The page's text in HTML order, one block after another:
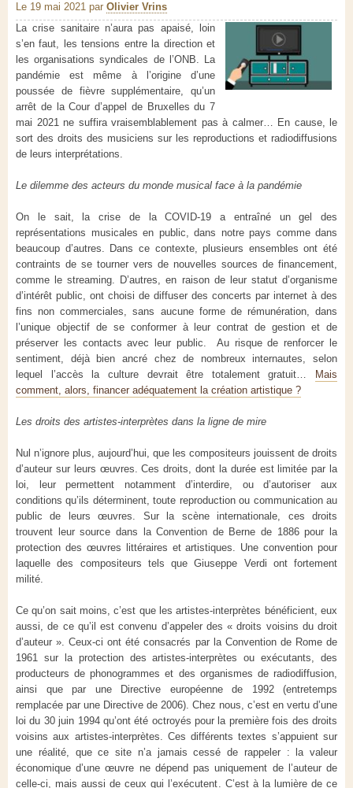
Le 19 mai 2021 par Olivier Vrins
La crise sanitaire n’aura pas apaisé, loin
s’en faut, les tensions entre la direction et
les organisations syndicales de l’ONB. La
pandémie est même à l’origine d’une
poussée de fièvre supplémentaire, qu’un
arrêt de la Cour d’appel de Bruxelles du 7
mai 2021 ne suffira vraisemblablement pas à calmer… En cause, le
sort des droits des musiciens sur les reproductions et radiodiffusions
de leurs interprétations.
Le dilemme des acteurs du monde musical face à la pandémie
On le sait, la crise de la COVID-19 a entraîné un gel des
représentations musicales en public, dans notre pays comme dans
beaucoup d’autres. Dans ce contexte, plusieurs ensembles ont été
contraints de se tourner vers de nouvelles sources de financement,
comme le streaming. D’autres, en raison de leur statut d’organisme
d’intérêt public, ont choisi de diffuser des concerts par internet à des
fins non commerciales, sans aucune forme de rémunération, dans
l’unique objectif de se conformer à leur contrat de gestion et de
préserver les contacts avec leur public. Au risque de renforcer le
sentiment, déjà bien ancré chez de nombreux internautes, selon
lequel l’accès la culture devrait être totalement gratuit…
Mais
comment, alors, financer adéquatement la création artistique ?
Les droits des artistes-interprètes dans la ligne de mire
Nul n’ignore plus, aujourd’hui, que les compositeurs jouissent de droits
d’auteur sur leurs œuvres. Ces droits, dont la durée est limitée par la
loi, leur permettent notamment d’interdire, ou d’autoriser aux
conditions qu’ils déterminent, toute reproduction ou communication au
public de leurs œuvres. Sur la scène internationale, ces droits
trouvent leur source dans la Convention de Berne de 1886 pour la
protection des œuvres littéraires et artistiques. Une convention pour
laquelle des compositeurs tels que Giuseppe Verdi ont fortement
milité.
Ce qu’on sait moins, c’est que les artistes-interprètes bénéficient, eux
aussi, de ce qu’il est convenu d’appeler des « droits voisins du droit
d’auteur ». Ceux-ci ont été consacrés par la Convention de Rome de
1961 sur la protection des artistes-interprètes ou exécutants, des
producteurs de phonogrammes et des organismes de radiodiffusion,
ainsi que par une Directive européenne de 1992 (entretemps
remplacée par une Directive de 2006). Chez nous, c’est en vertu d’une
loi du 30 juin 1994 qu’ont été octroyés pour la première fois des droits
voisins aux artistes-interprètes. Ces différents textes s’appuient sur
une réalité, que ce site n’a jamais cessé de rappeler : la valeur
économique d’une œuvre ne dépend pas uniquement de l’auteur de
celle-ci, mais aussi de ceux qui l’exécutent. C’est à la lumière de ce